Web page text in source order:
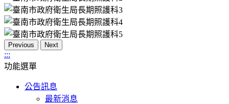
Previous Next
:::
功能選單
公告訊息
最新消息